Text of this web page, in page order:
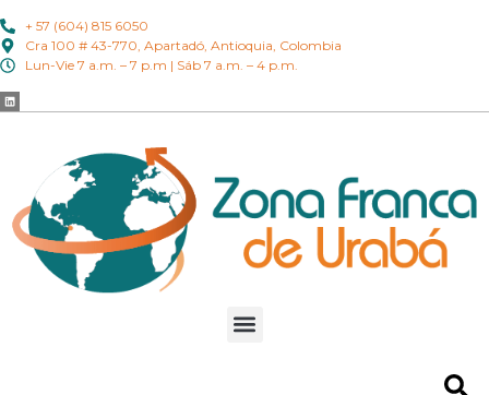
+ 57 (604) 815 6050
Cra 100 # 43-770, Apartadó, Antioquia, Colombia
Lun-Vie 7 a.m. – 7 p.m | Sáb 7 a.m. – 4 p.m.